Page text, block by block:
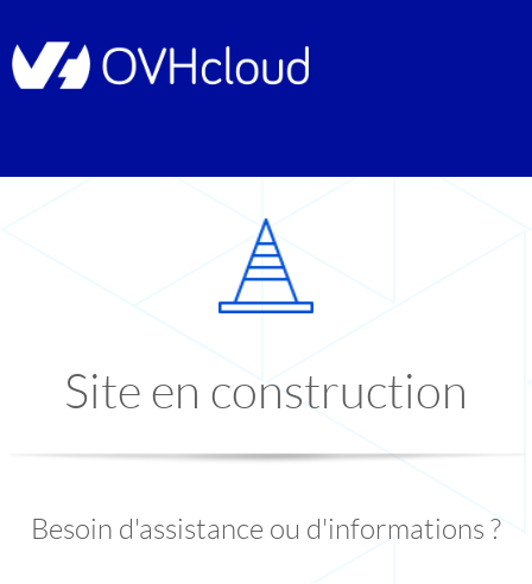
Site en construction
Besoin d'assistance ou d'informations ?